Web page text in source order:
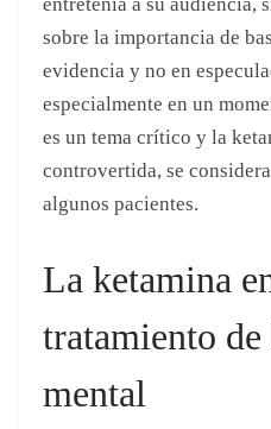
La ketamina
tratamiento
mental
A pesar de las teorías de
tratamiento eficaz para
investigadores han
potencial en el
y otros trastornos